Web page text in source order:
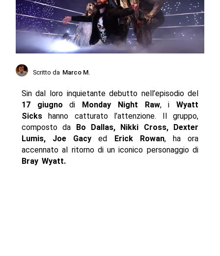
Scritto da Marco M.
Sin dal loro inquietante debutto nell’episodio del
17 giugno di Monday Night Raw, iWyatt
Sickshanno catturato l’attenzione. Il gruppo,
composto da
Bo Dallas, Nikki Cross, Dexter
Lumis, Joe Gacy ed Erick Rowan, ha ora
accennato al ritorno di un iconico personaggio di
Bray Wyatt.